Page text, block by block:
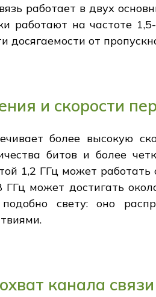
работает в двух
работают на частоте
досягаемости от
и скорости
более высокую
битов и более
1,2 ГГц может
ГГц может достигать
свету: оно
канала связи